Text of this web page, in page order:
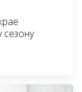
сезону